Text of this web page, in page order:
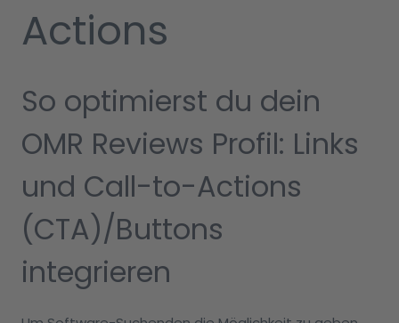
Actions
So optimierst du dein
OMR Reviews Profil: Links
und Call-to-Actions
(CTA)/Buttons
integrieren